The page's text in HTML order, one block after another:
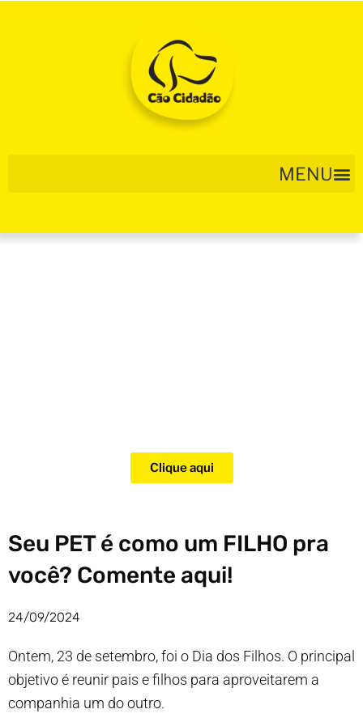
Clique aqui
Seu PET é como um FILHO pra
você? Comente aqui!
24/09/2024
Ontem, 23 de setembro, foi o Dia dos Filhos. O principal
objetivo é reunir pais e filhos para aproveitarem a
companhia um do outro.